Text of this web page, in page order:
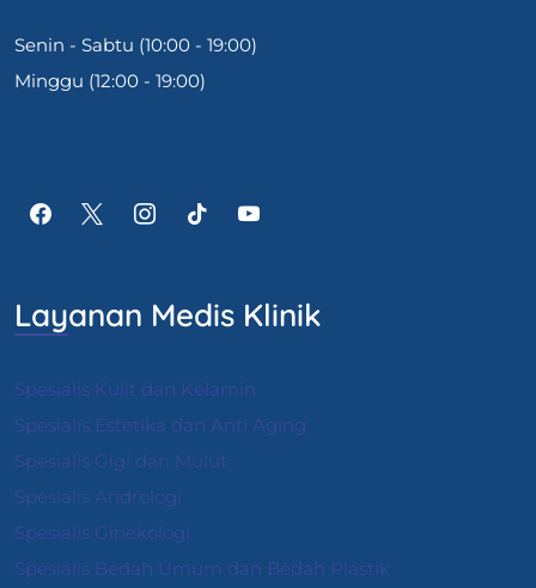
Senin - Sabtu (10:00 - 19:00)
Minggu (12:00 - 19:00)
Layanan Medis Klinik
Spesialis Kulit dan Kelamin
Spesialis Estetika dan Anti Aging
Spesialis Gigi dan Mulut
Spesialis Andrologi
Spesialis Ginekologi
Spesialis Bedah Umum dan Bedah Plastik